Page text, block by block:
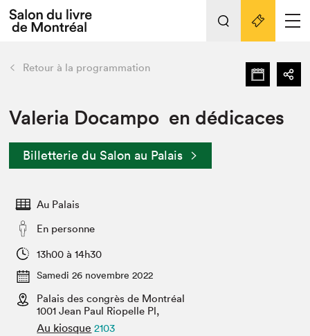
Espace exposant⋅e⋅s
Espace enseignant·e·s
Espace médias
L'événement
Préparer sa visite au Salon
Actualités
SLM PRO
retour Nos activités
Préparer sa visite
Salon dans la ville et en ligne
Projets partenaires
Liens pratiques
Retour à la programmation
Valeria Docampo en dédicaces
Billetterie du Salon au Palais
Au Palais
En personne
13h00 à 14h30
Samedi 26 novembre 2022
Palais des congrès de Montréal
1001 Jean Paul Riopelle Pl,
Au kiosque 2103